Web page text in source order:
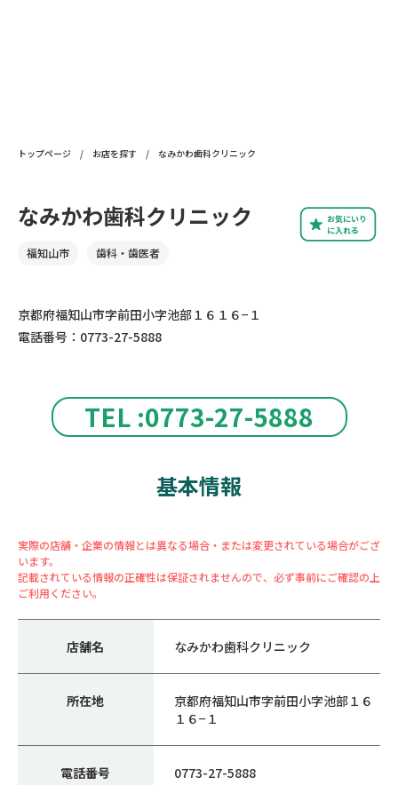
トップページ / お店を探す / なみかわ歯科クリニック
TEL :0773-27-5888
お気にいり
に入れる
なみかわ歯科クリニック
福知山市 歯科・歯医者
京都府福知山市字前田小字池部１６１６−１
電話番号：0773-27-5888
基本情報
実際の店舗・企業の情報とは異なる場合・または変更されている場合がござ
います。
記載されている情報の正確性は保証されませんので、必ず事前にご確認の上
ご利用ください。
店舗名 なみかわ歯科クリニック
所在地
京都府福知山市字前田小字池部１６
１６−１
電話番号 0773-27-5888